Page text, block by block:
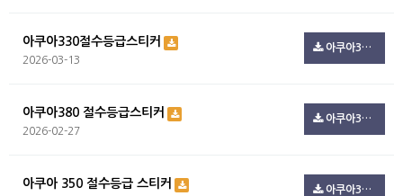
아쿠아330절수등급스티커
2026-03-13
아쿠아330절수등급스티커.pdf(108.5K)
아쿠아380 절수등급스티커
2026-02-27
아쿠아380_절수등급.pdf(100.3K)
아쿠아 350 절수등급 스티커 아쿠아350_절수등급.pdf(216.1K)